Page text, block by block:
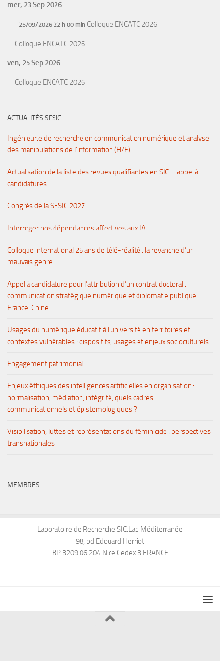
mer, 23 Sep 2026
- 25/09/2026 22 h 00 min Colloque ENCATC 2026
Colloque ENCATC 2026
ven, 25 Sep 2026
Colloque ENCATC 2026
ACTUALITÉS SFSIC
Ingénieur.e de recherche en communication numérique et analyse
des manipulations de l’information (H/F)
Actualisation de la liste des revues qualifiantes en SIC – appel à
candidatures
Congrès de la SFSIC 2027
Interroger nos dépendances affectives aux IA
Colloque international 25 ans de télé-réalité : la revanche d’un
mauvais genre
Appel à candidature pour l’attribution d’un contrat doctoral :
communication stratégique numérique et diplomatie publique
France-Chine
Usages du numérique éducatif à l’université en territoires et
contextes vulnérables : dispositifs, usages et enjeux socioculturels
Engagement patrimonial
Enjeux éthiques des intelligences artificielles en organisation :
normalisation, médiation, intégrité, quels cadres
communicationnels et épistemologiques ?
Visibilisation, luttes et représentations du féminicide : perspectives
transnationales
MEMBRES
Laboratoire de Recherche SIC.Lab Méditerranée
98, bd Edouard Herriot
BP 3209 06 204 Nice Cedex 3 FRANCE